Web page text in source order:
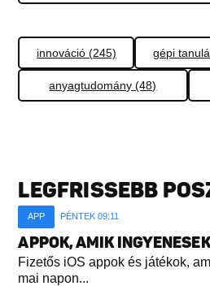
innováció (245) gépi
anyagtudomány (48)
LEGFRISSEBB
APP PÉNTEK 09:11
APPOK, AMIK
Fizetős iOS appok és játékok,
mai napon...